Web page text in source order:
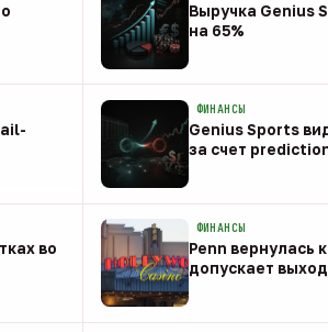
Выручка Genius
на 65%
08 авг
ФИНАНСЫ
Genius Sports
за счет
08 авг
во
ФИНАНСЫ
Penn вернулась
допускает
08 авг